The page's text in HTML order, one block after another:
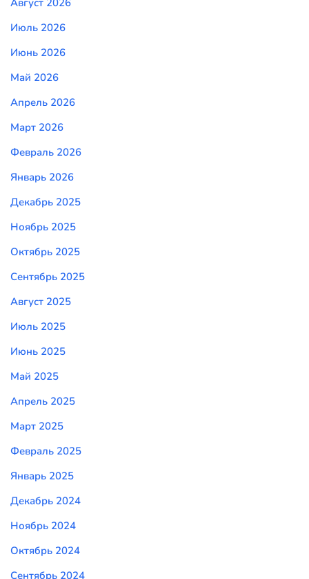
Август 2026
Июль 2026
Июнь 2026
Май 2026
Апрель 2026
Март 2026
Февраль 2026
Январь 2026
Декабрь 2025
Ноябрь 2025
Октябрь 2025
Сентябрь 2025
Август 2025
Июль 2025
Июнь 2025
Май 2025
Апрель 2025
Март 2025
Февраль 2025
Январь 2025
Декабрь 2024
Ноябрь 2024
Октябрь 2024
Сентябрь 2024